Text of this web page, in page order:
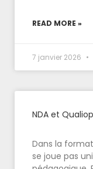
READ MORE »
7 janvier 2026
NDA et
Dans la
se joue pas